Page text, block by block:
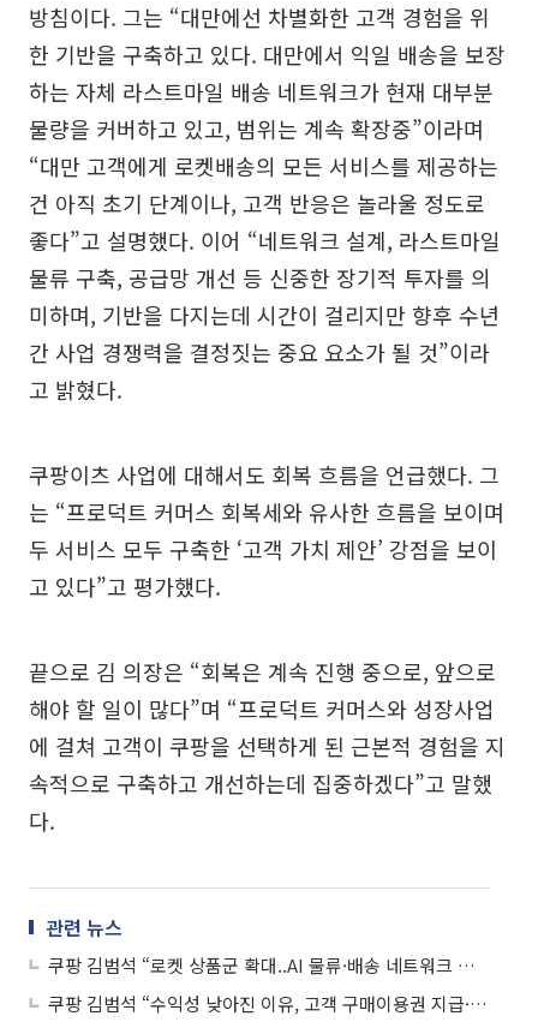
방침이다. 그는 “대만에선 차별화한 고객 경험을 위
한 기반을 구축하고 있다. 대만에서 익일 배송을 보장
하는 자체 라스트마일 배송 네트워크가 현재 대부분
물량을 커버하고 있고, 범위는 계속 확장중”이라며
“대만 고객에게 로켓배송의 모든 서비스를 제공하는
건 아직 초기 단계이나, 고객 반응은 놀라울 정도로
좋다”고 설명했다. 이어 “네트워크 설계, 라스트마일
물류 구축, 공급망 개선 등 신중한 장기적 투자를 의
미하며, 기반을 다지는데 시간이 걸리지만 향후 수년
간 사업 경쟁력을 결정짓는 중요 요소가 될 것”이라
고 밝혔다.
쿠팡이츠 사업에 대해서도 회복 흐름을 언급했다. 그
는 “프로덕트 커머스 회복세와 유사한 흐름을 보이며
두 서비스 모두 구축한 ‘고객 가치 제안’ 강점을 보이
고 있다”고 평가했다.
끝으로 김 의장은 “회복은 계속 진행 중으로, 앞으로
해야 할 일이 많다”며 “프로덕트 커머스와 성장사업
에 걸쳐 고객이 쿠팡을 선택하게 된 근본적 경험을 지
속적으로 구축하고 개선하는데 집중하겠다”고 말했
다.
관련 뉴스
쿠팡 김범석 “로켓 상품군 확대..AI 물류·배송 네트워크 고도화로 성장 강화”
쿠팡 김범석 “수익성 낮아진 이유, 고객 구매이용권 지급·네트워크 비효율”